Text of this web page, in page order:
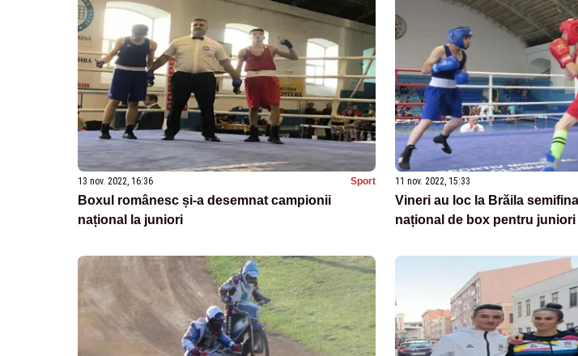
13 nov. 2022, 16:36 Sport
Boxul românesc și-a desemnat campionii
național la juniori
11 nov. 2022, 15:33
Vineri au loc la Brăila
național de box pentru juniori